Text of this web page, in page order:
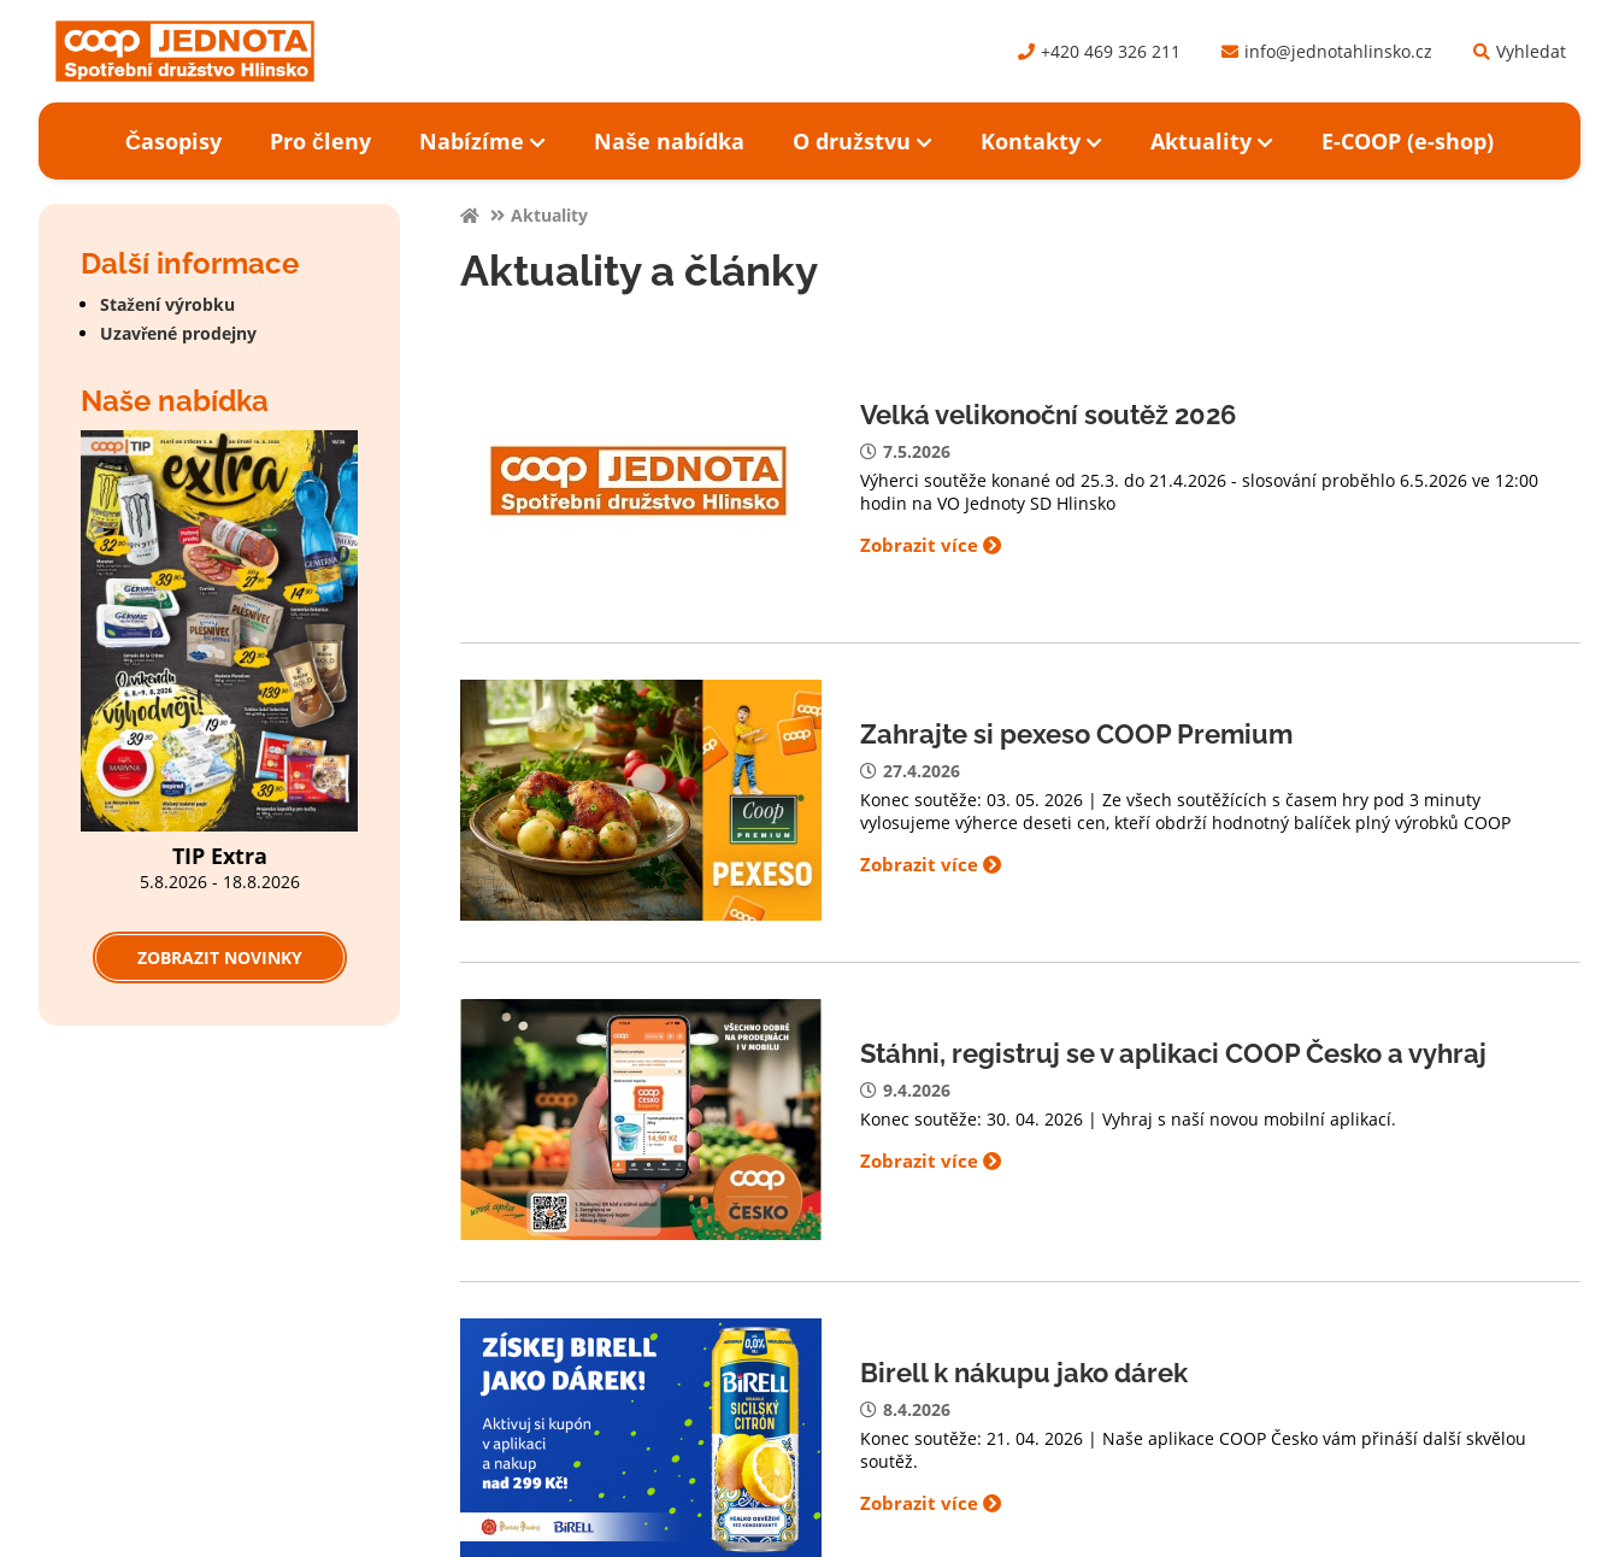
+420 469 326 211 info@jednotahlinsko.cz Vyhledat
Časopisy Pro členy Nabízíme Naše nabídka O družstvu Kontakty Aktuality E-COOP (e-shop)
Další informace
Stažení výrobku
Uzavřené prodejny
Naše nabídka
TIP Extra
5.8.2026 - 18.8.2026
ZOBRAZIT NOVINKY
Aktuality
Aktuality a články
Velká velikonoční soutěž 2026
7.5.2026
Výherci soutěže konané od 25.3. do 21.4.2026 - slosování proběhlo 6.5.2026 ve 12:00
hodin na VO Jednoty SD Hlinsko
Zobrazit více
Zahrajte si pexeso COOP Premium
27.4.2026
Konec soutěže: 03. 05. 2026 | Ze všech soutěžících s časem hry pod 3 minuty
vylosujeme výherce deseti cen, kteří obdrží hodnotný balíček plný výrobků COOP
Zobrazit více
Stáhni, registruj se v aplikaci COOP Česko a vyhraj
9.4.2026
Konec soutěže: 30. 04. 2026 | Vyhraj s naší novou mobilní aplikací.
Zobrazit více
Birell k nákupu jako dárek
8.4.2026
Konec soutěže: 21. 04. 2026 | Naše aplikace COOP Česko vám přináší další skvělou
soutěž.
Zobrazit více